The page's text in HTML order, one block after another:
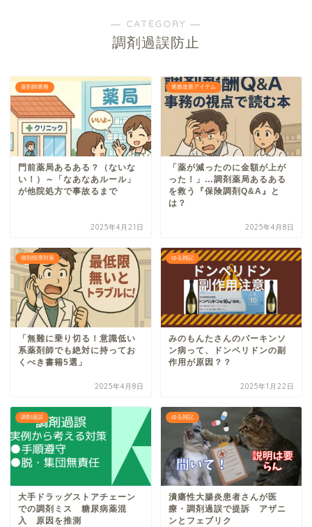
― CATEGORY ―
調剤過誤防止
薬剤師業務
門前薬局あるある？（ないな
い！）～「なあなあルール」
が他院処方で事故るまで
2025年4月21日
業務改善アイテム
「薬が減ったのに金額が上が
った！」…調剤薬局あるある
を救う『保険調剤Q&A』と
は？
2025年4月8日
個別指導対策
「無難に乗り切る！意識低い
系薬剤師でも絶対に持ってお
くべき書籍5選」
2025年4月8日
ゆる雑記
みのもんたさんのパーキンソ
ン病って、ドンペリドンの副
作用が原因？？
2025年1月22日
調剤過誤
大手ドラッグストアチェーン
での調剤ミス 糖尿病薬混
入 原因を推測
ゆる雑記
潰瘍性大腸炎患者さんが医
療・調剤過誤で提訴 アザニ
ンとフェブリク